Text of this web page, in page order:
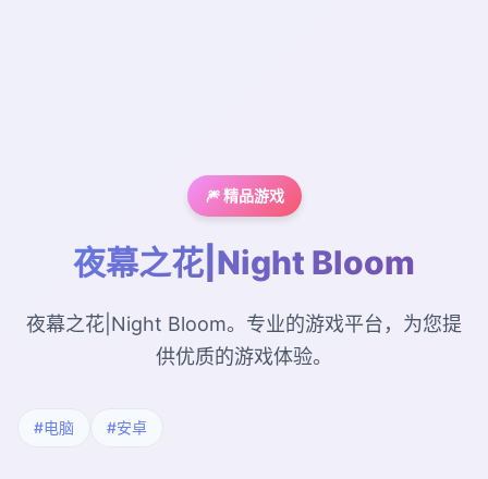
🎆 精品游戏
夜幕之花|Night Bloom
夜幕之花|Night Bloom。专业的游戏平台，为您提
供优质的游戏体验。
#电脑 #安卓